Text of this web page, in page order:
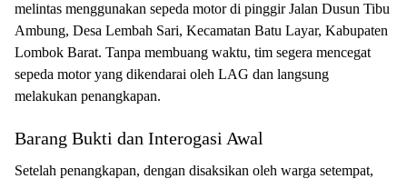
melintas menggunakan sepeda motor di pinggir Jalan Dusun Tibu
Ambung, Desa Lembah Sari, Kecamatan Batu Layar, Kabupaten
Lombok Barat. Tanpa membuang waktu, tim segera mencegat
sepeda motor yang dikendarai oleh LAG dan langsung
melakukan penangkapan.
Barang Bukti dan Interogasi Awal
Setelah penangkapan, dengan disaksikan oleh warga setempat,